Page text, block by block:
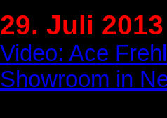
29. Juli 2013
Video: Ace
Showroom in